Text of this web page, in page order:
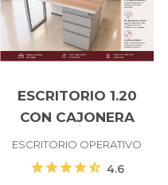
ESCRITORIO 1.20
CON CAJONERA
ESCRITORIO OPERATIVO
starstarstarstarstar_half 4.6